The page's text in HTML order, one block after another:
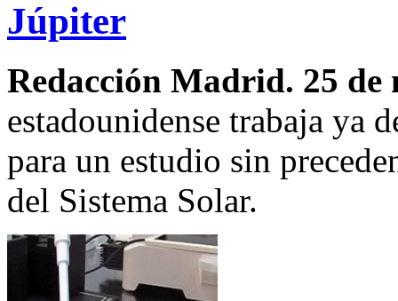
Júpiter
Redacción Madrid. 25 de
estadounidense trabaja ya
para un estudio sin
del Sistema Solar.